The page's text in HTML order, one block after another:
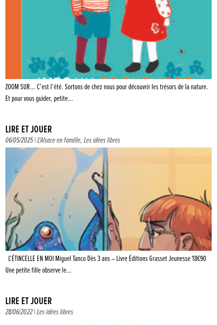
ZOOM SUR… C’est l’été. Sortons de chez nous pour découvrir les trésors de la nature.
Et pour vous guider, petite…
LIRE ET JOUER
06/05/2025 |L'Alsace en famille,Les idées libres
L’ÉTINCELLE EN MOI Miguel Tanco Dès 3 ans – Livre Éditions Grasset Jeunesse 18€90
Une petite fille observe le…
LIRE ET JOUER
28/06/2022 |Les idées libres